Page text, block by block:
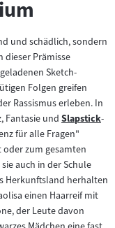
und schädlich, sondern
dieser Prämisse
Sketch-
Folgen greifen
Rassismus erleben. In
Fantasie und Zum
Inhalt:
Slapstick-
für alle Fragen"
zum gesamten
auch in der Schule
Herkunftsland herhalten
einen Haarreif mit
der Leute davon